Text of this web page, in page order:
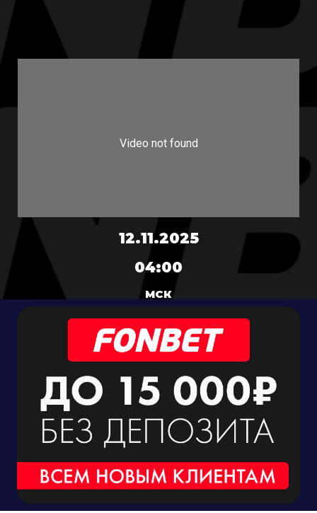
12.11.2025
04:00
МСК